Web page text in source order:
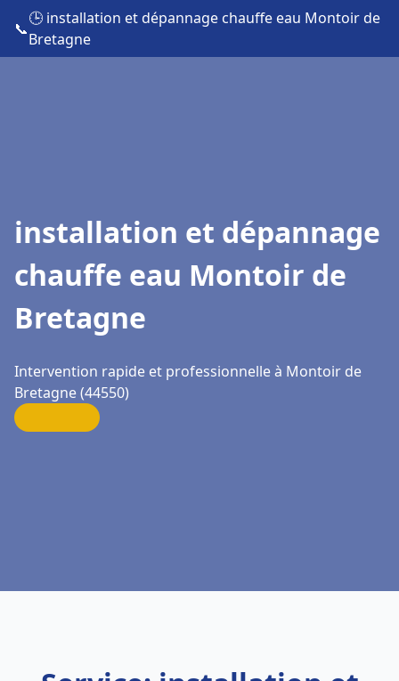
📞
🕒 installation et dépannage chauffe eau Montoir de
Bretagne
installation et dépannage
chauffe eau Montoir de
Bretagne
Intervention rapide et professionnelle à Montoir de
Bretagne (44550)